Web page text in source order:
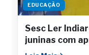
EDUCAÇÃO
Sesc Ler
juninas com
integração